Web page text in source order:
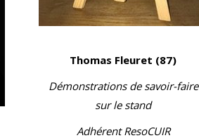
Thomas Fleuret (87)
Démonstrations de savoir-faire
sur le stand
Adhérent ResoCUIR